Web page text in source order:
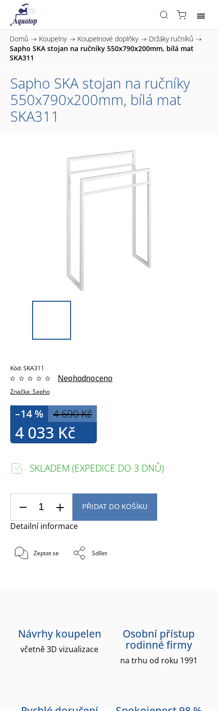
Domů / Koupelny / Koupelnové doplňky / Držáky ručníků /
Sapho SKA stojan na ručníky 550x790x200mm, bílá mat
SKA311
Sapho SKA stojan na ručníky
550x790x200mm, bílá mat
SKA311
Kód:SKA311
Značka:Sapho
Neohodnoceno
4 690 Kč
–14 %
4 033 Kč
SKLADEM (EXPEDICE DO 3 DNŮ)
PŘIDAT DO KOŠÍKU
Detailní informace
Zeptat se Sdílet
Návrhy koupelen
včetně 3D vizualizace
Osobní přístup
rodinné firmy
na trhu od roku 1991